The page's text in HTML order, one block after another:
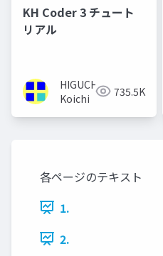
KH Coder 3 チュート
リアル
HIGUCHI
Koichi
735.5K
各ページのテキスト
1.
2.